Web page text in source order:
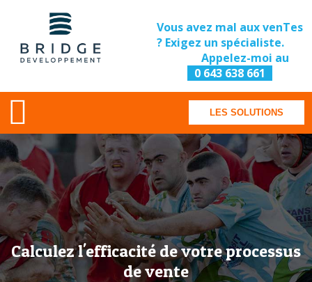
Vous avez mal aux venTes
? Exigez un spécialiste.
Appelez-moi au
0 643 638 661
LES SOLUTIONS
Calculez l'efficacité de votre processus
de vente